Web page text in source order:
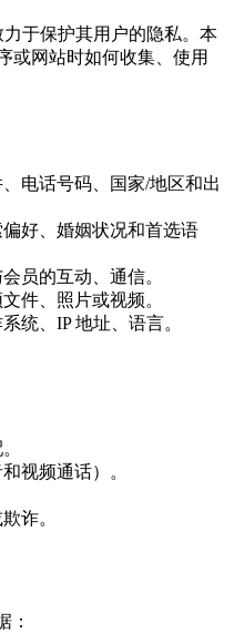
力于保护其用户的隐私。本
或网站时如何收集、使用
电话号码、国家/地区和出
好、婚姻状况和首选语
员的互动、通信。
件、照片或视频。
统、IP 地址、语言。
视频通话）。
诈。
：